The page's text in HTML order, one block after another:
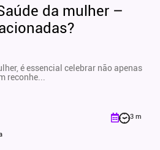
da mulher –
é essencial celebrar não apenas
reconhe...
3 m